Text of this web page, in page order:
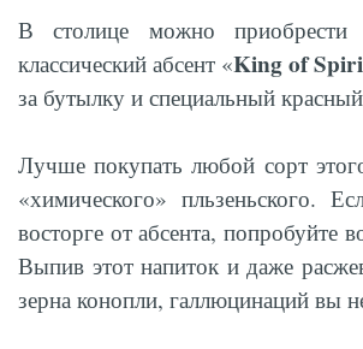
В столице можно приобрести
классический абсент «King of
за бутылку и специальный
Лучше покупать любой сорт
«химического» пльзеньского.
восторге от абсента, попробуйте
Выпив этот напиток и даже
зерна конопли, галлюцинаций вы